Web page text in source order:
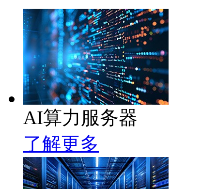
AI算力服务器
了解更多